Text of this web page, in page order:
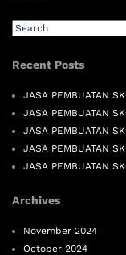
Recent Posts
JASA PEMBUATAN
JASA PEMBUATAN
JASA PEMBUATAN
JASA PEMBUATAN
JASA PEMBUATAN
Archives
November 2024
October 2024